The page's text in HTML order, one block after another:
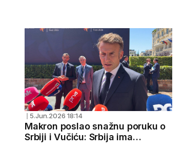
❘ 5.Jun.2026 18:14
Makron poslao snažnu poruku o
Srbiji i Vučiću: Srbija ima